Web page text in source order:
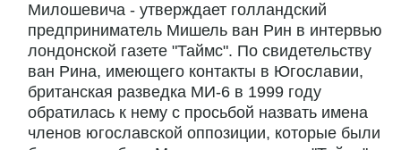
Милошевича - утверждает голландский
предприниматель Мишель ван Рин в интервью
лондонской газете "Таймс". По свидетельству
ван Рина, имеющего контакты в Югославии,
британская разведка МИ-6 в 1999 году
обратилась к нему с просьбой назвать имена
членов югославской оппозиции, которые были